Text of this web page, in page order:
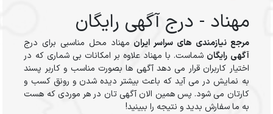
مهناد - درج آگهی رایگان
مرجع نیازمندی های سراسر ایران مهناد محل مناسبی برای درج
آگهی رایگان شماست. با مهناد علاوه بر امکانات بی شماری که در
اختیار کاربران قرار می دهد آگهی ها بصورت مناسب و کاربر پسند
به نمایش در می آید که باعث بیشتر دیده شدن و رونق کسب و
کارتان می شود. پس همین الان آگهی تان در هر موردی که هست
به ما سفارش بدید و نتیجه را ببینید!